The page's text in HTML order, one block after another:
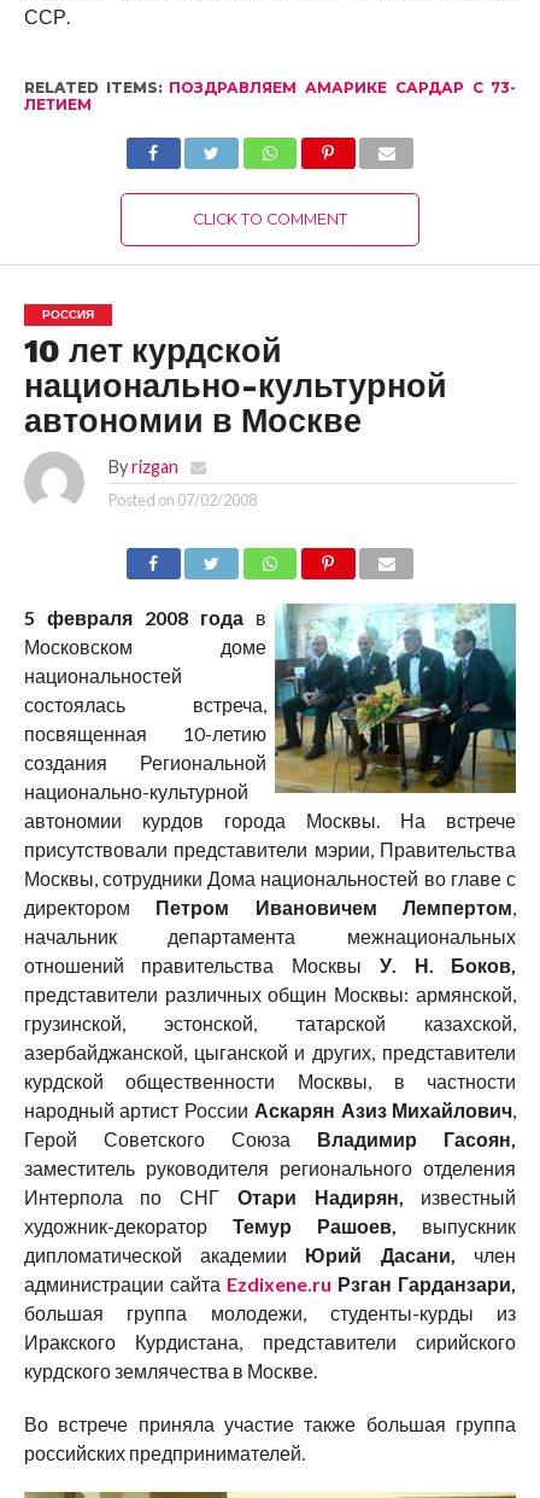
ССР.
RELATED ITEMS: ПОЗДРАВЛЯЕМ АМАРИКЕ САРДАР С 73-
ЛЕТИЕМ
CLICK TO COMMENT
РОССИЯ
10 лет курдской
национально-культурной
автономии в Москве
By rizgan
Posted on 07/02/2008
5 февраля 2008 года в
Московском доме
национальностей
состоялась встреча,
посвященная 10-летию
создания Региональной
национально-культурной
автономии курдов города Москвы. На встрече
присутствовали представители мэрии, Правительства
Москвы, сотрудники Дома национальностей во главе с
директором Петром Ивановичем Лемпертом,
начальник департамента межнациональных
отношений правительства Москвы У. Н. Боков,
представители различных общин Москвы: армянской,
грузинской, эстонской, татарской казахской,
азербайджанской, цыганской и других, представители
курдской общественности Москвы, в частности
народный артист России Аскарян Азиз Михайлович,
Герой Советского Союза Владимир Гасоян,
заместитель руководителя регионального отделения
Интерпола по СНГ Отари Надирян, известный
художник-декоратор Темур Рашоев, выпускник
дипломатической академии Юрий Дасани, член
администрации сайта Ezdixene.ru Рзган Гарданзари,
большая группа молодежи, студенты-курды из
Иракского Курдистана, представители сирийского
курдского землячества в Москве.
Во встрече приняла участие также большая группа
российских предпринимателей.